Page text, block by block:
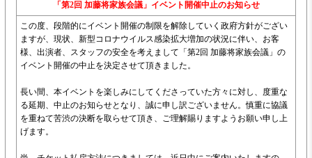
「第2回 加藤将家族会議」イベント開催中止のお知らせ
この度、段階的にイベント開催の制限を解除していく政府方針がござい
ますが、現状、新型コロナウイルス感染拡大増加の状況に伴い、お客
様、出演者、スタッフの安全を考えまして「第2回 加藤将家族会議」の
イベント開催の中止を決定させて頂きました。
長い間、本イベントを楽しみにしてくださっていた方々に対し、度重な
る延期、中止のお知らせとなり、誠に申し訳ございません。慎重に協議
を重ねて苦渋の決断を取らせて頂き、ご理解賜りますようお願い申し上
げます。